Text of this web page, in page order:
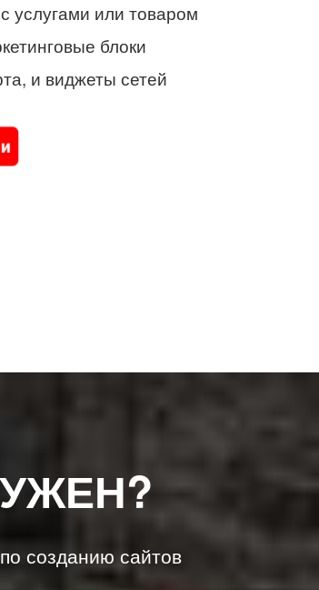
услугами или товаром
блоки
и виджеты сетей
созданию сайтов